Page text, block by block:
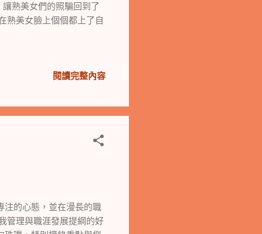
熟美女們的照騙回到了
熟美女臉上個個都上了自
閱讀完整內容
注的心態，並在漫長的職
管理與職涯發展提綱的好